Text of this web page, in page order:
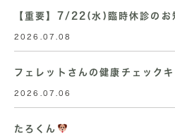
【重要】7/22(水)臨時休診のお
2026.07.08
フェレットさんの健康チェック
2026.07.06
たろくん